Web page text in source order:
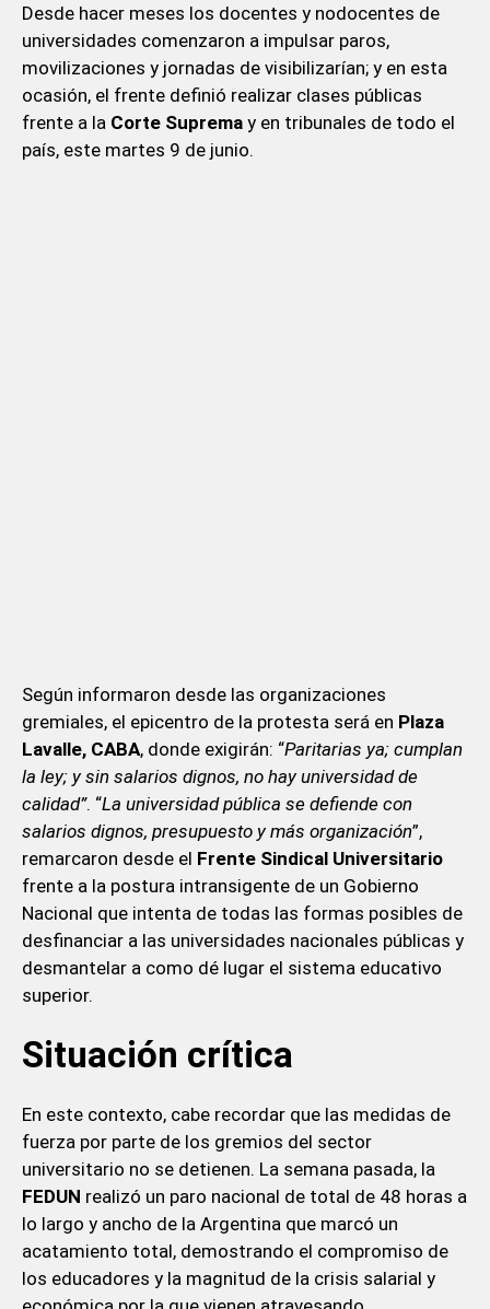
Desde hacer meses los docentes y nodocentes de
universidades comenzaron a impulsar paros,
movilizaciones y jornadas de visibilizarían; y en esta
ocasión, el frente definió realizar clases públicas
frente a la Corte Supremay en tribunales de todo el
país, este martes 9 de junio.
Según informaron desde las organizaciones
gremiales, el epicentro de la protesta será en Plaza
Lavalle, CABA, donde exigirán: “Paritarias ya; cumplan
la ley; y sin salarios dignos, no hay universidad de
calidad”. “La universidad pública se defiende con
salarios dignos, presupuesto y más organización”,
remarcaron desde el Frente Sindical Universitario
frente a la postura intransigente de un Gobierno
Nacional que intenta de todas las formas posibles de
desfinanciar a las universidades nacionales públicas y
desmantelar a como dé lugar el sistema educativo
superior.
Situación crítica
En este contexto, cabe recordar que las medidas de
fuerza por parte de los gremios del sector
universitario no se detienen. La semana pasada, la
FEDUN realizó un paro nacional de total de 48 horas a
lo largo y ancho de la Argentina que marcó un
acatamiento total, demostrando el compromiso de
los educadores y la magnitud de la crisis salarial y